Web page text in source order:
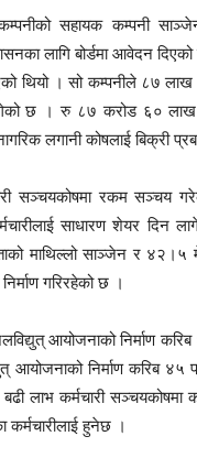
सहायक कम्पनी
लागि बोर्डमा आवेदन
थियो । सो कम्पनीले ८७ लाख
छ । रु ८७ करोड ६० लाख
लगानी कोषलाई बिक्री
सञ्चयकोषमा रकम सञ्चय
साधारण शेयर दिन
माथिल्लो साञ्जेन र ४२।५
गरिरहेको छ ।
आयोजनाको निर्माण
आयोजनाको निर्माण करिब ४५
लाभ कर्मचारी सञ्चयकोषमा
कर्मचारीलाई हुनेछ ।